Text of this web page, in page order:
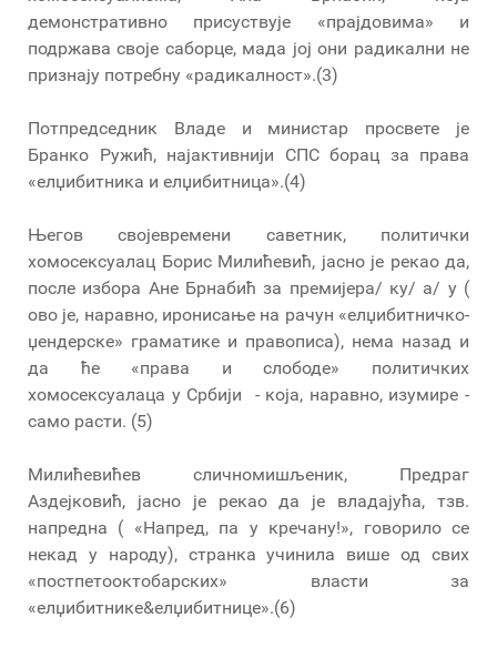
демонстративно присуствује «прајдовима» и
подржава своје саборце, мада јој они радикални не
признају потребну «радикалност».(3)
Потпредседник Владе и министар просвете је
Бранко Ружић, најактивнији СПС борац за права
«елџибитника и елџибитница».(4)
Његов својевремени саветник, политички
хомосексуалац Борис Милићевић, јасно је рекао да,
после избора Ане Брнабић за премијера/ ку/ а/ у (
ово је, наравно, иронисање на рачун «елџибитничко-
џендерске» граматике и правописа), нема назад и
да ће «права и слободе» политичких
хомосексуалаца у Србији - која, наравно, изумире -
само расти. (5)
Милићевићев сличномишљеник, Предраг
Аздејковић, јасно је рекао да је владајућа, тзв.
напредна ( «Напред, па у кречану!», говорило се
некад у народу), странка учинила више од свих
«постпетооктобарских» власти за
«елџибитнике&елџибитнице».(6)